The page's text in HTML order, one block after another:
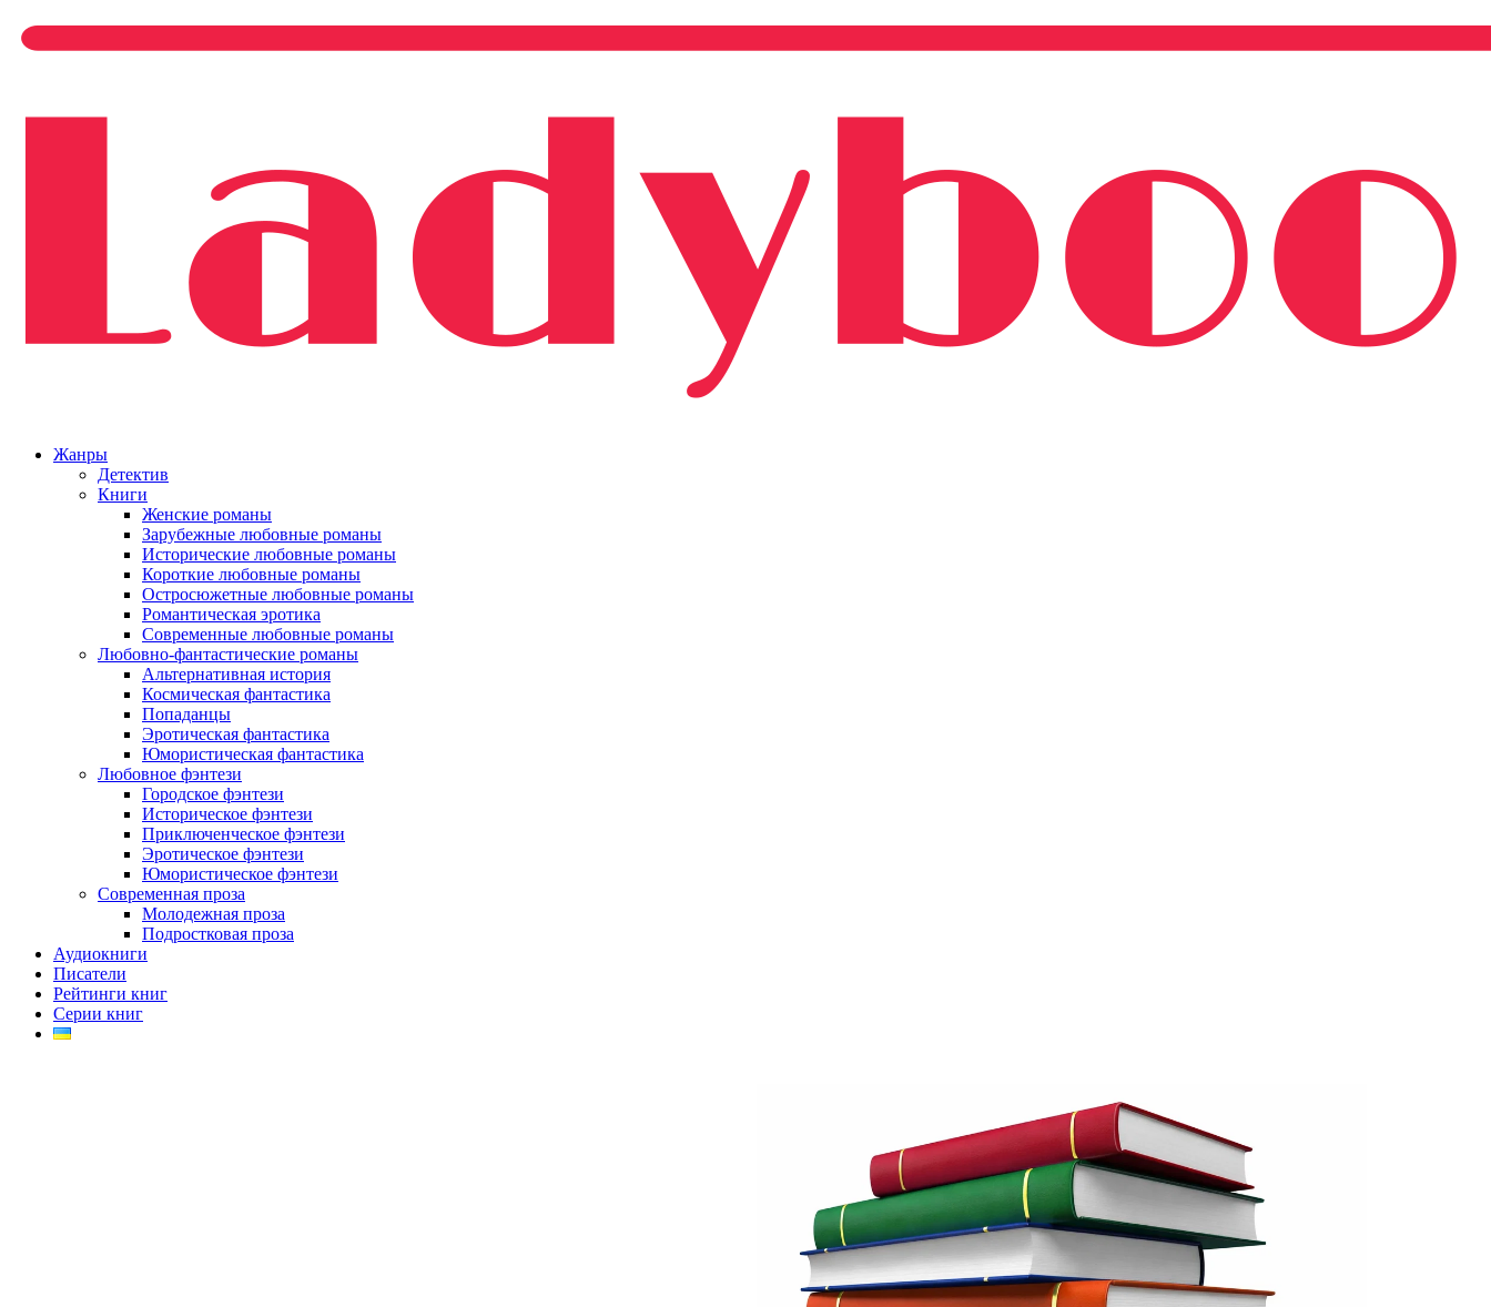
Жанры
Детектив
Книги
Женские романы
Зарубежные любовные романы
Исторические любовные романы
Короткие любовные романы
Остросюжетные любовные романы
Романтическая эротика
Современные любовные романы
Любовно-фантастические романы
Альтернативная история
Космическая фантастика
Попаданцы
Эротическая фантастика
Юмористическая фантастика
Любовное фэнтези
Городское фэнтези
Историческое фэнтези
Приключенческое фэнтези
Эротическое фэнтези
Юмористическое фэнтези
Современная проза
Молодежная проза
Подростковая проза
Аудиокниги
Писатели
Рейтинги книг
Серии книг